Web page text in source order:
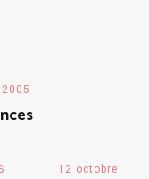
12 octobre